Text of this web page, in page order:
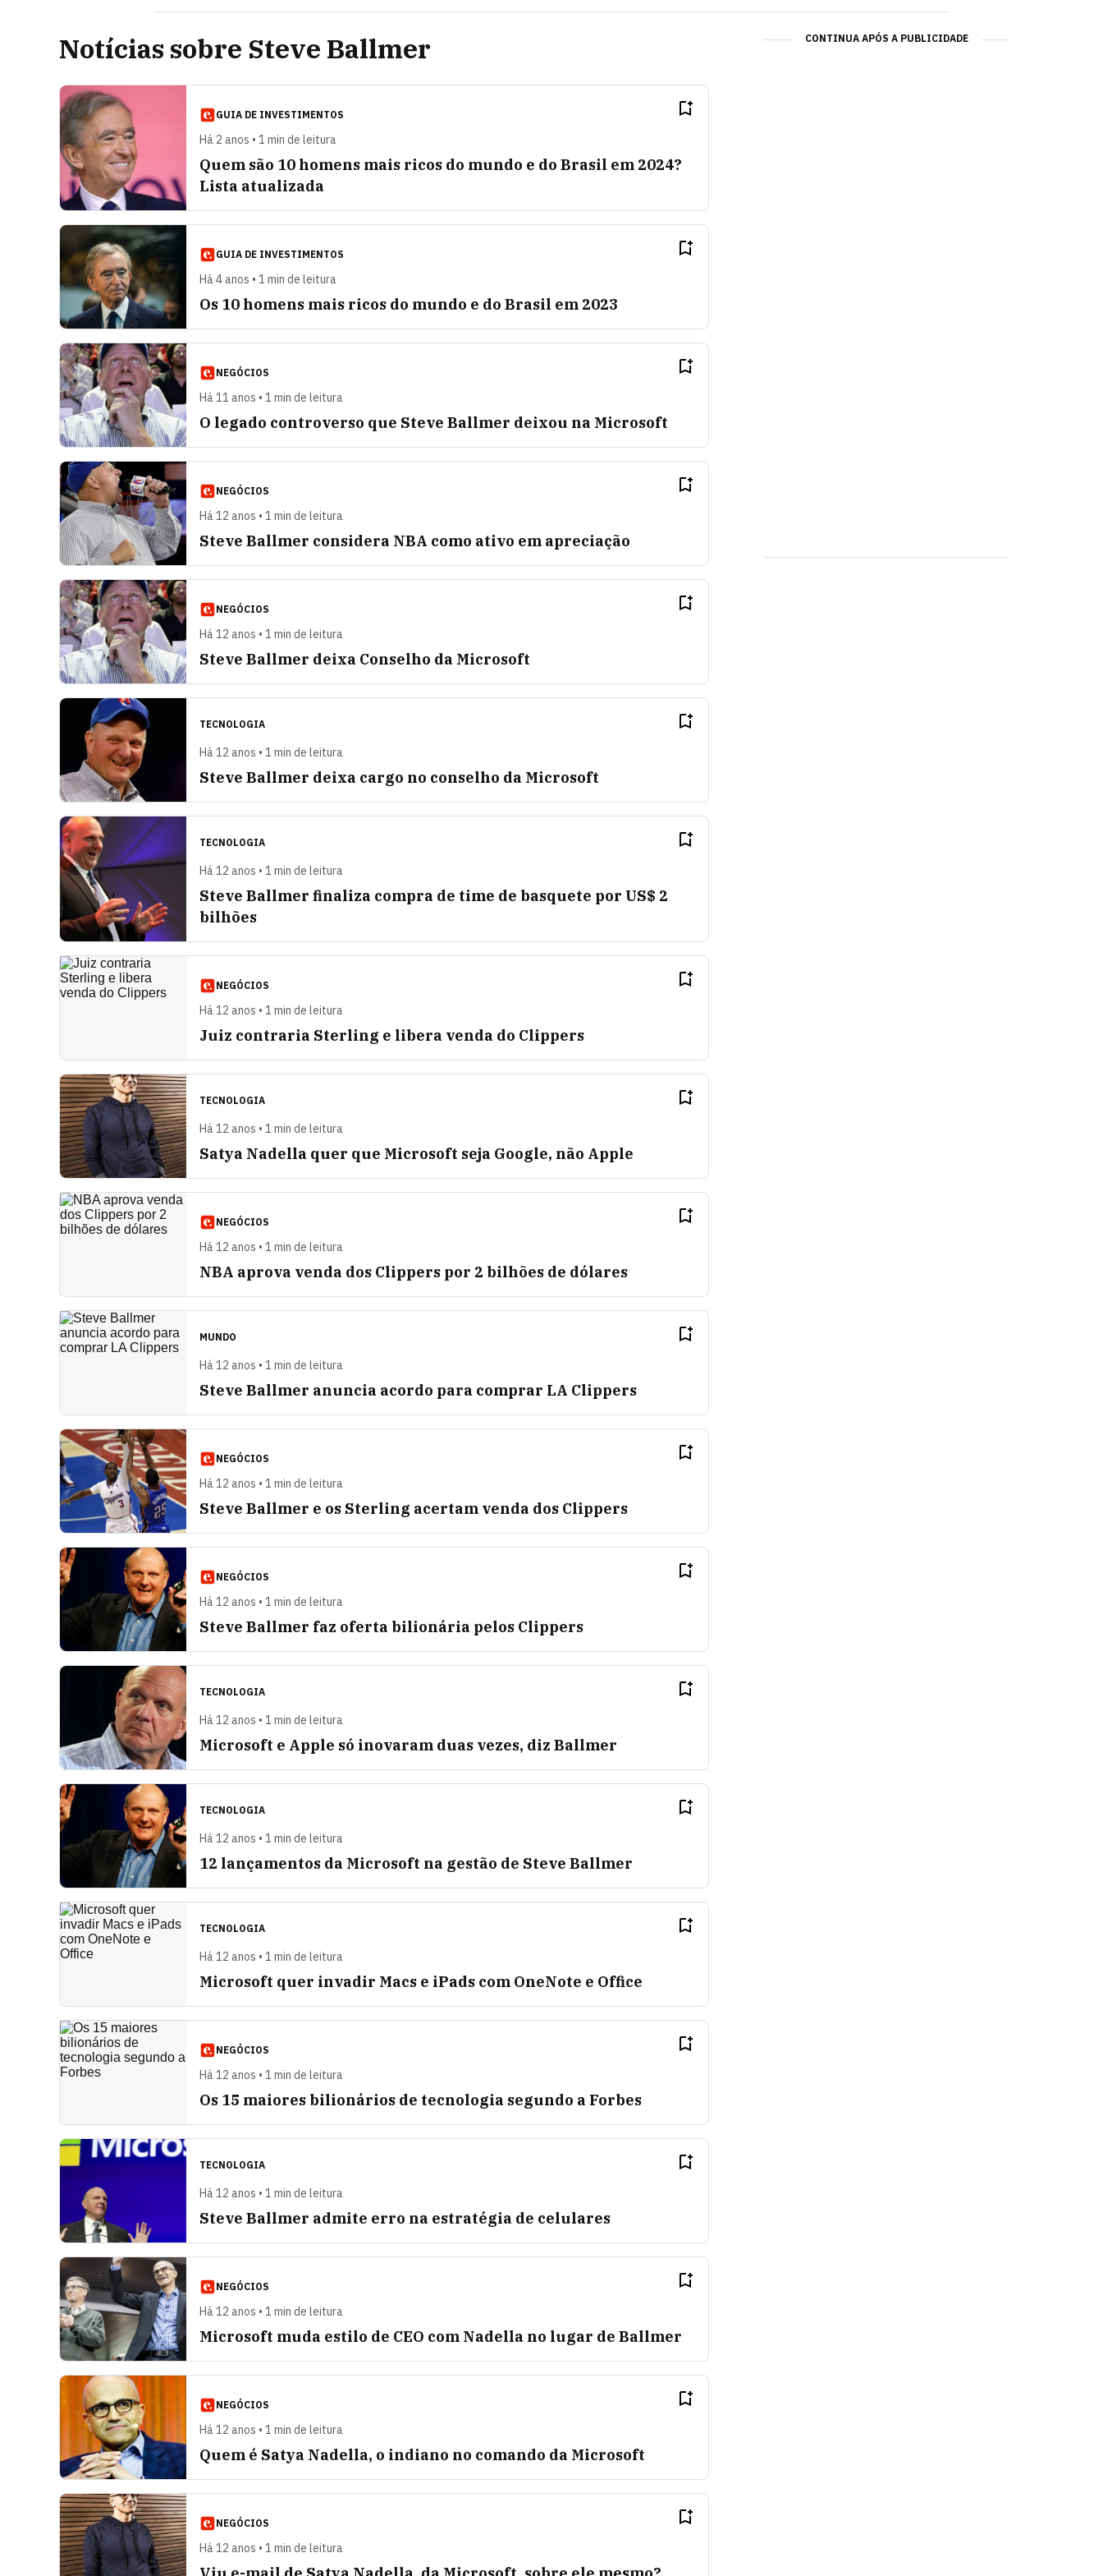
Notícias sobre Steve Ballmer
GUIA DE INVESTIMENTOS
Há 2 anos • 1 min de leitura
Quem são 10 homens mais ricos do mundo e do Brasil em 2024?
Lista atualizada
GUIA DE INVESTIMENTOS
Há 4 anos • 1 min de leitura
Os 10 homens mais ricos do mundo e do Brasil em 2023
NEGÓCIOS
Há 11 anos • 1 min de leitura
O legado controverso que Steve Ballmer deixou na Microsoft
NEGÓCIOS
Há 12 anos • 1 min de leitura
Steve Ballmer considera NBA como ativo em apreciação
NEGÓCIOS
Há 12 anos • 1 min de leitura
Steve Ballmer deixa Conselho da Microsoft
TECNOLOGIA
Há 12 anos • 1 min de leitura
Steve Ballmer deixa cargo no conselho da Microsoft
TECNOLOGIA
Há 12 anos • 1 min de leitura
Steve Ballmer finaliza compra de time de basquete por US$ 2
bilhões
NEGÓCIOS
Há 12 anos • 1 min de leitura
Juiz contraria Sterling e libera venda do Clippers
TECNOLOGIA
Há 12 anos • 1 min de leitura
Satya Nadella quer que Microsoft seja Google, não Apple
NEGÓCIOS
Há 12 anos • 1 min de leitura
NBA aprova venda dos Clippers por 2 bilhões de dólares
MUNDO
Há 12 anos • 1 min de leitura
Steve Ballmer anuncia acordo para comprar LA Clippers
NEGÓCIOS
Há 12 anos • 1 min de leitura
Steve Ballmer e os Sterling acertam venda dos Clippers
NEGÓCIOS
Há 12 anos • 1 min de leitura
Steve Ballmer faz oferta bilionária pelos Clippers
TECNOLOGIA
Há 12 anos • 1 min de leitura
Microsoft e Apple só inovaram duas vezes, diz Ballmer
TECNOLOGIA
Há 12 anos • 1 min de leitura
12 lançamentos da Microsoft na gestão de Steve Ballmer
TECNOLOGIA
Há 12 anos • 1 min de leitura
Microsoft quer invadir Macs e iPads com OneNote e Office
NEGÓCIOS
Há 12 anos • 1 min de leitura
Os 15 maiores bilionários de tecnologia segundo a Forbes
TECNOLOGIA
Há 12 anos • 1 min de leitura
Steve Ballmer admite erro na estratégia de celulares
NEGÓCIOS
Há 12 anos • 1 min de leitura
Microsoft muda estilo de CEO com Nadella no lugar de Ballmer
NEGÓCIOS
Há 12 anos • 1 min de leitura
Quem é Satya Nadella, o indiano no comando da Microsoft
NEGÓCIOS
Há 12 anos • 1 min de leitura
CONTINUA APÓS A PUBLICIDADE